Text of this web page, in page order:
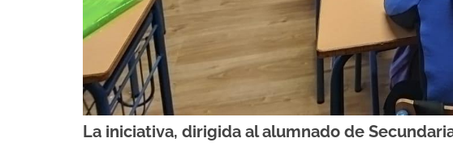
La iniciativa, dirigida al alumnado de